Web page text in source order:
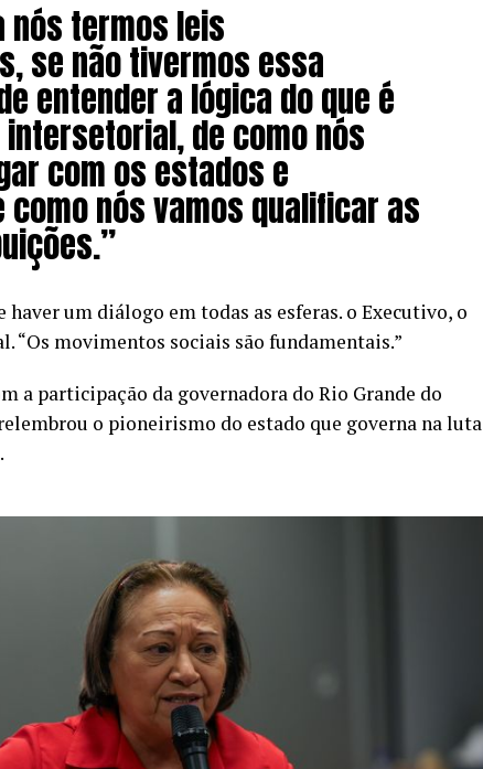
nós termos leis
se não tivermos essa
entender a lógica do que é
de como nós
com os estados e
nós vamos qualificar as
um diálogo em todas as esferas. o Executivo, o
“Os movimentos sociais são fundamentais.”
a participação da governadora do Rio Grande do
o pioneirismo do estado que governa na luta